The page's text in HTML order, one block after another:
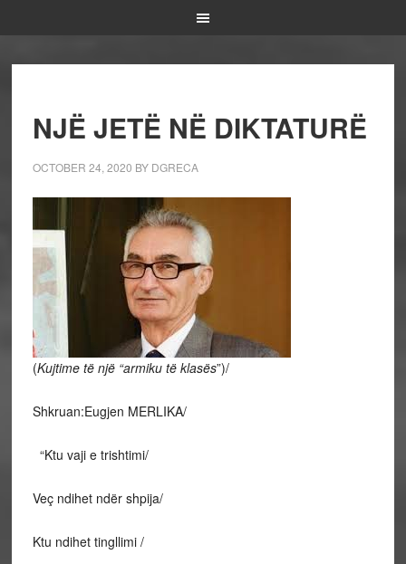
NJË JETË NË DIKTATURË
OCTOBER 24, 2020 BY DGRECA
(Kujtime të një “armiku të klasës”)/
Shkruan:Eugjen MERLIKA/
“Ktu vaji e trishtimi/
Veç ndihet ndër shpija/
Ktu ndihet tingllimi /